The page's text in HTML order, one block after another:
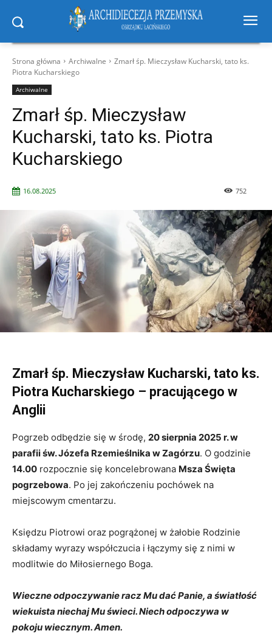
Strona główna Archiwalne
Zmarł śp. Mieczysław Kucharski, tato ks.
Piotra Kucharskiego
Archiwalne
Zmarł śp. Mieczysław
Kucharski, tato ks. Piotra
Kucharskiego
16.08.2025 752
Zmarł śp. Mieczysław Kucharski, tato ks.
Piotra Kucharskiego – pracującego w
Anglii
Pogrzeb odbędzie się w środę, 20 sierpnia 2025 r. w
parafii św. Józefa Rzemieślnika w Zagórzu. O godzinie
14.00 rozpocznie się koncelebrowana Msza Święta
pogrzebowa. Po jej zakończeniu pochówek na
miejscowym cmentarzu.
Księdzu Piotrowi oraz pogrążonej w żałobie Rodzinie
składamy wyrazy współczucia i łączymy się z nimi w
modlitwie do Miłosiernego Boga.
Wieczne odpoczywanie racz Mu dać Panie, a światłość
wiekuista niechaj Mu świeci. Niech odpoczywa w
pokoju wiecznym. Amen.